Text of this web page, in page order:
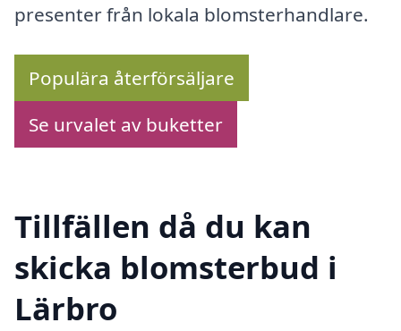
presenter från lokala blomsterhandlare.
Populära återförsäljare
Se urvalet av buketter
Tillfällen då du kan
skicka blomsterbud i
Lärbro